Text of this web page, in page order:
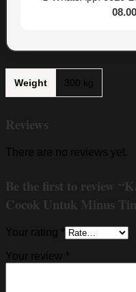
Weight 300 kg
Reviews
There are no reviews yet.
Be the first to review
Cocok Untuk Minus
Your rating *
Your review *